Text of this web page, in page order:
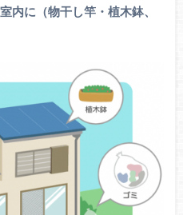
内に（物干し竿・植木鉢、